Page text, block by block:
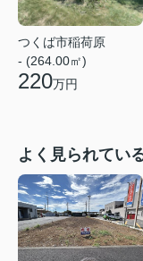
つくば市稲荷原
- (264.00㎡)
220万円
よく見られてい